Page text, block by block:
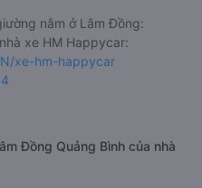
nằm ở Lâm Đồng:
xe HM Happycar:
xe-hm-happycar
Đồng Quảng Bình của nhà